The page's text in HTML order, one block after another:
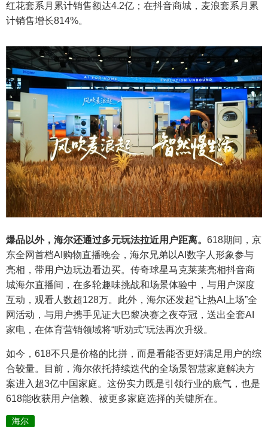
红花套系月累计销售额达4.2亿；在抖音商城，麦浪套系月累
计销售增长814%。
爆品以外，海尔还通过多元玩法拉近用户距离。 618期间，京
东全网首档AI购物直播晚会，海尔兄弟以AI数字人形象参与
亮相，带用户边玩边看边买。传奇球星马克莱莱亮相抖音商
城海尔直播间，在多轮趣味挑战和场景体验中，与用户深度
互动，观看人数超128万。此外，海尔还发起“让热AI上场”全
网活动，与用户携手见证大巴黎决赛之夜夺冠，送出全套AI
家电，在体育营销领域将“听劝式”玩法再次升级。
如今，618不只是价格的比拼，而是看能否更好满足用户的综
合较量。目前，海尔依托持续迭代的全场景智慧家庭解决方
案进入超3亿中国家庭。这份实力既是引领行业的底气，也是
618能收获用户信赖、被更多家庭选择的关键所在。
海尔